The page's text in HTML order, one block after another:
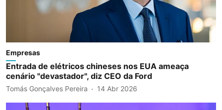
Empresas
Entrada de elétricos chineses nos EUA ameaça
cenário "devastador", diz CEO da Ford
Tomás Gonçalves Pereira 14 Abr 2026